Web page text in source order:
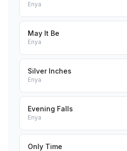
Enya
May It Be
Enya
Silver Inches
Enya
Evening Falls
Enya
Only Time